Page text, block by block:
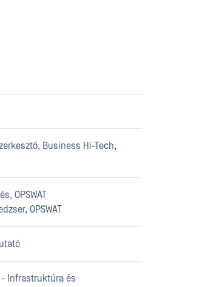
Business Hi-Tech,
OPSWAT
OPSWAT
Infrastruktúra és